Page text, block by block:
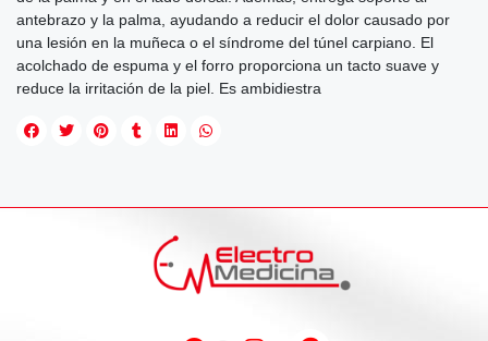
antebrazo y la palma, ayudando a reducir el dolor causado por
una lesión en la muñeca o el síndrome del túnel carpiano. El
acolchado de espuma y el forro proporciona un tacto suave y
reduce la irritación de la piel. Es ambidiestra